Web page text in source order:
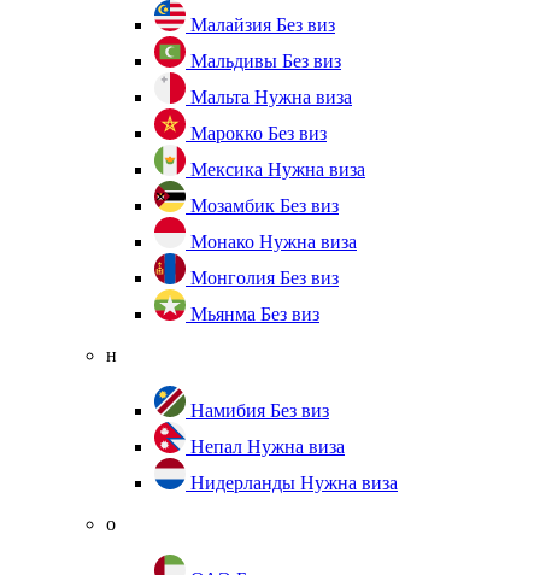
Малайзия Без виз
Мальдивы Без виз
Мальта Нужна виза
Марокко Без виз
Мексика Нужна виза
Мозамбик Без виз
Монако Нужна виза
Монголия Без виз
Мьянма Без виз
н
Намибия Без виз
Непал Нужна виза
Нидерланды Нужна виза
о